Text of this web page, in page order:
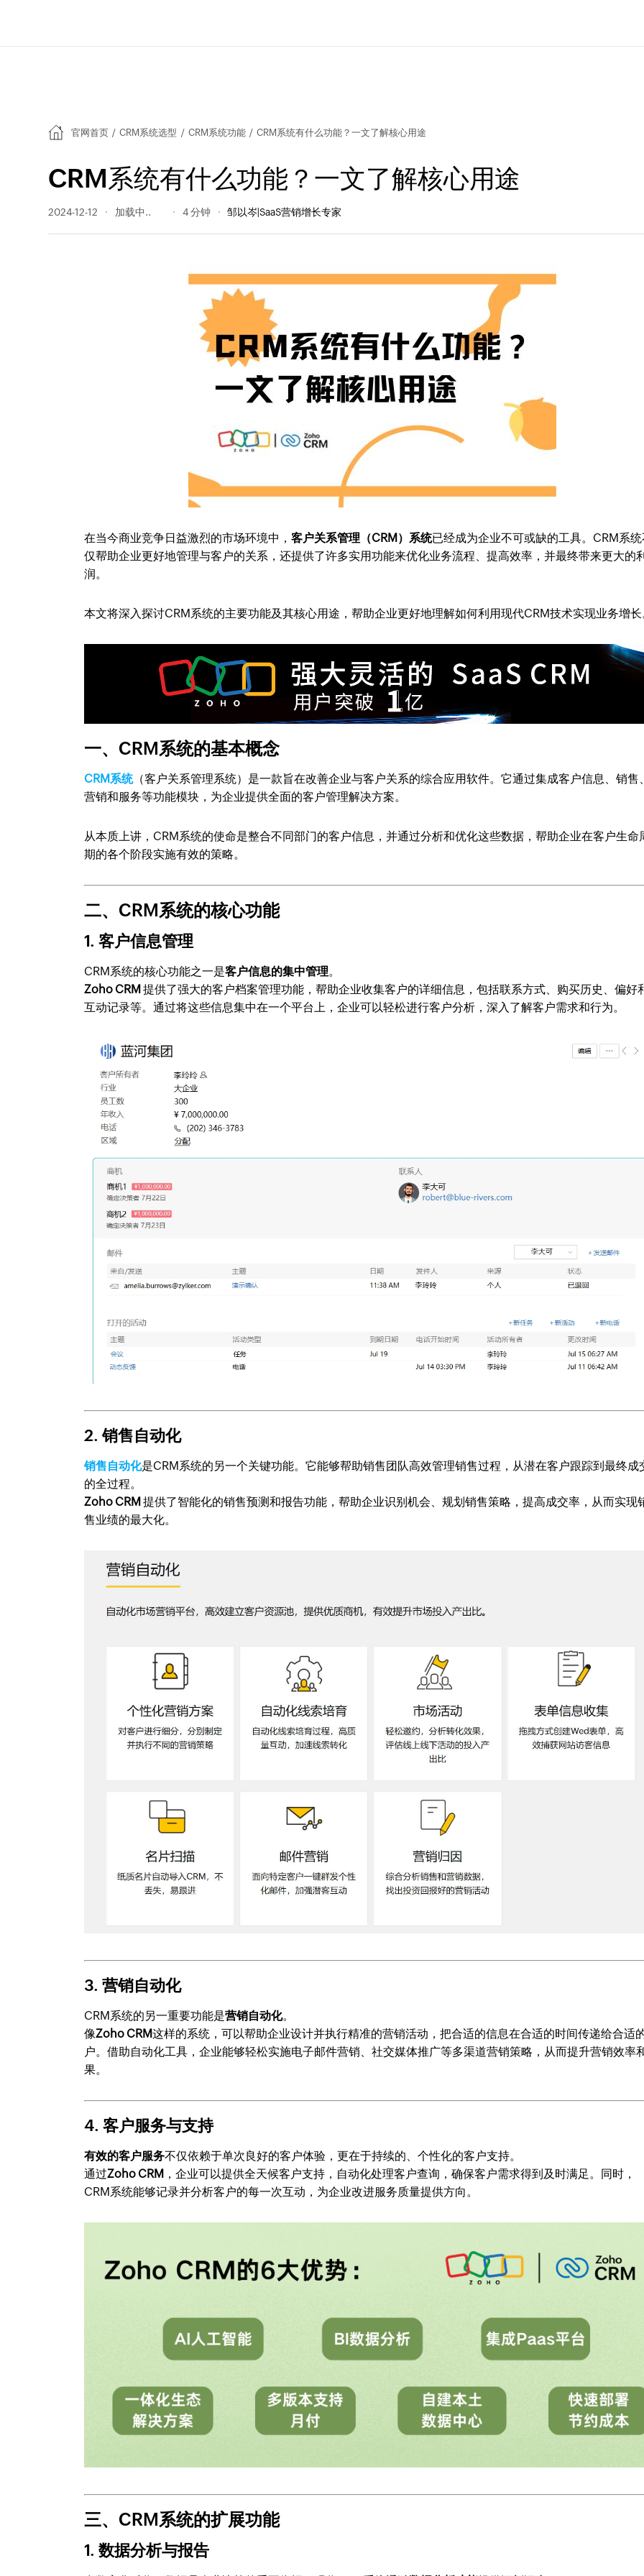
官网首页 / CRM系统选型 / CRM系统功能 / CRM系统有什么功能？一文了解核心用途
CRM系统有什么功能？一文了解核心用途
2024-12-12 350 阅读量 4 分钟 邹以岑|SaaS营销增长专家
在当今商业竞争日益激烈的市场环境中，客户关系管理（CRM）系统已经成为企业不可或缺的工具。CRM系
仅帮助企业更好地管理与客户的关系，还提供了许多实用功能来优化业务流程、提高效率，并最终带来更大的
润。
本文将深入探讨CRM系统的主要功能及其核心用途，帮助企业更好地理解如何利用现代CRM技术实现业务增
一、CRM系统的基本概念
CRM系统（客户关系管理系统）是一款旨在改善企业与客户关系的综合应用软件。它通过集成客户信息、销售
营销和服务等功能模块，为企业提供全面的客户管理解决方案。
从本质上讲，CRM系统的使命是整合不同部门的客户信息，并通过分析和优化这些数据，帮助企业在客户生命
期的各个阶段实施有效的策略。
二、CRM系统的核心功能
1. 客户信息管理
CRM系统的核心功能之一是客户信息的集中管理。
Zoho CRM 提供了强大的客户档案管理功能，帮助企业收集客户的详细信息，包括联系方式、购买历史、偏好
互动记录等。通过将这些信息集中在一个平台上，企业可以轻松进行客户分析，深入了解客户需求和行为。
2. 销售自动化
销售自动化是CRM系统的另一个关键功能。它能够帮助销售团队高效管理销售过程，从潜在客户跟踪到最终成
的全过程。
Zoho CRM 提供了智能化的销售预测和报告功能，帮助企业识别机会、规划销售策略，提高成交率，从而实现
售业绩的最大化。
3. 营销自动化
CRM系统的另一重要功能是营销自动化。
像Zoho CRM这样的系统，可以帮助企业设计并执行精准的营销活动，把合适的信息在合适的时间传递给合适
户。借助自动化工具，企业能够轻松实施电子邮件营销、社交媒体推广等多渠道营销策略，从而提升营销效率
果。
4. 客户服务与支持
有效的客户服务不仅依赖于单次良好的客户体验，更在于持续的、个性化的客户支持。
通过Zoho CRM ，企业可以提供全天候客户支持，自动化处理客户查询，确保客户需求得到及时满足。同时，
CRM系统能够记录并分析客户的每一次互动，为企业改进服务质量提供方向。
三、CRM系统的扩展功能
1. 数据分析与报告